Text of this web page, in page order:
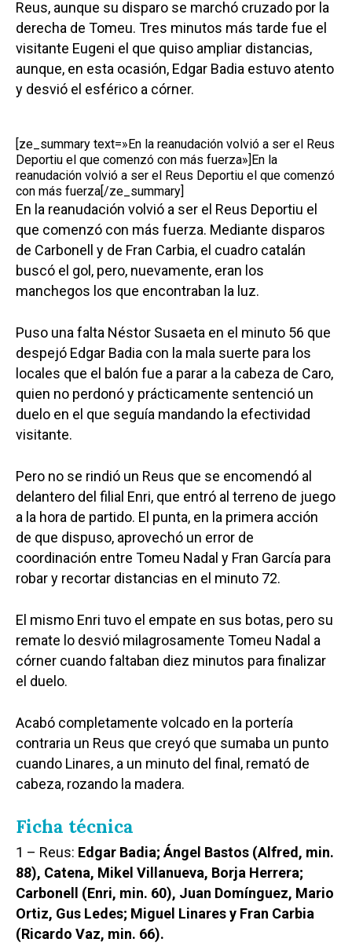
Reus, aunque su disparo se marchó cruzado por la
derecha de Tomeu. Tres minutos más tarde fue el
visitante Eugeni el que quiso ampliar distancias,
aunque, en esta ocasión, Edgar Badia estuvo atento
y desvió el esférico a córner.
[ze_summary text=»En la reanudación volvió a ser el Reus
Deportiu el que comenzó con más fuerza»]En la
reanudación volvió a ser el Reus Deportiu el que comenzó
con más fuerza[/ze_summary]
En la reanudación volvió a ser el Reus Deportiu el
que comenzó con más fuerza. Mediante disparos
de Carbonell y de Fran Carbia, el cuadro catalán
buscó el gol, pero, nuevamente, eran los
manchegos los que encontraban la luz.
Puso una falta Néstor Susaeta en el minuto 56 que
despejó Edgar Badia con la mala suerte para los
locales que el balón fue a parar a la cabeza de Caro,
quien no perdonó y prácticamente sentenció un
duelo en el que seguía mandando la efectividad
visitante.
Pero no se rindió un Reus que se encomendó al
delantero del filial Enri, que entró al terreno de juego
a la hora de partido. El punta, en la primera acción
de que dispuso, aprovechó un error de
coordinación entre Tomeu Nadal y Fran García para
robar y recortar distancias en el minuto 72.
El mismo Enri tuvo el empate en sus botas, pero su
remate lo desvió milagrosamente Tomeu Nadal a
córner cuando faltaban diez minutos para finalizar
el duelo.
Acabó completamente volcado en la portería
contraria un Reus que creyó que sumaba un punto
cuando Linares, a un minuto del final, remató de
cabeza, rozando la madera.
Ficha técnica
1 – Reus: Edgar Badia; Ángel Bastos (Alfred, min.
88), Catena, Mikel Villanueva, Borja Herrera;
Carbonell (Enri, min. 60), Juan Domínguez, Mario
Ortiz, Gus Ledes; Miguel Linares y Fran Carbia
(Ricardo Vaz, min. 66).